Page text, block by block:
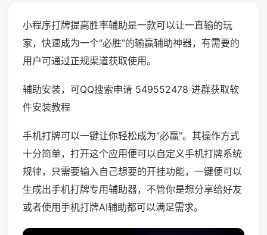
小程序打牌提高胜率辅助是一款可以让一直输的玩
家，快速成为一个“必胜”的输赢辅助神器，有需要的
用户可通过正规渠道获取使用。
辅助安装，可QQ搜索申请 549552478 进群获取软
件安装教程
手机打牌可以一键让你轻松成为“必赢”。其操作方式
十分简单，打开这个应用便可以自定义手机打牌系统
规律，只需要输入自己想要的开挂功能，一键便可以
生成出手机打牌专用辅助器，不管你是想分享给好友
或者使用手机打牌AI辅助都可以满足需求。